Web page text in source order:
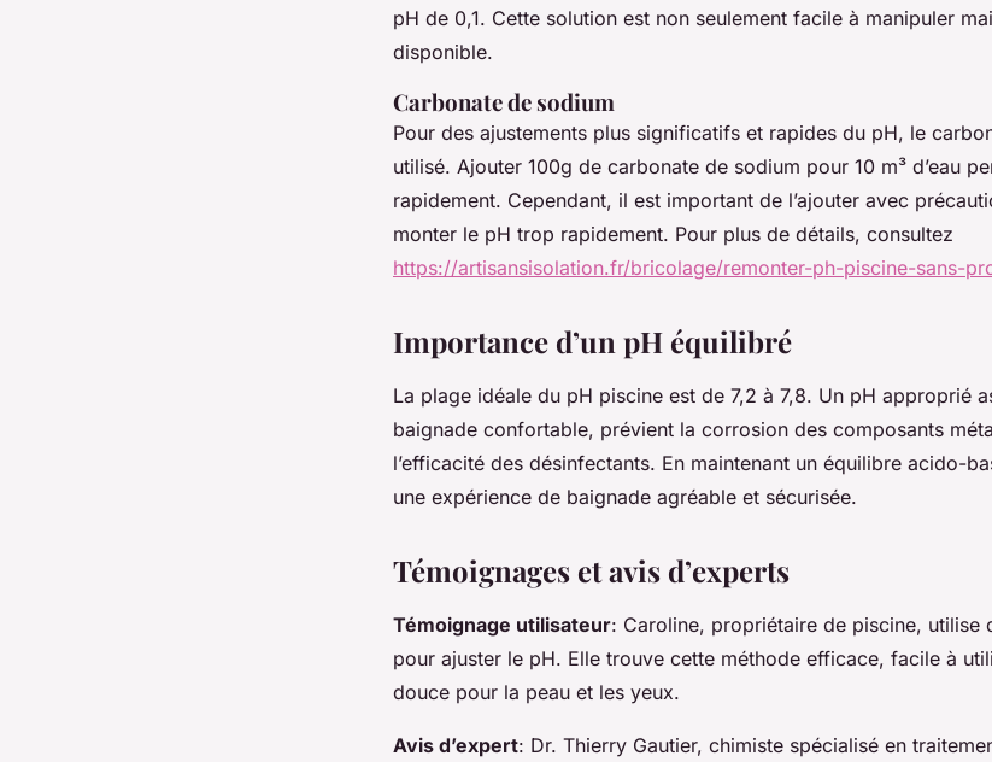
pH de 0,1. Cette solution est non seulement facile à manipuler
disponible.
Carbonate de sodium
Pour des ajustements plus significatifs et rapides du pH, le
utilisé. Ajouter 100g de carbonate de sodium pour 10 m³ d’eau
rapidement. Cependant, il est important de l’ajouter avec
monter le pH trop rapidement. Pour plus de détails, consultez
https://artisansisolation.fr/bricolage/remonter-ph-piscine-sans-
Importance d’un pH équilibré
La plage idéale du pH piscine est de 7,2 à 7,8. Un pH approprié
baignade confortable, prévient la corrosion des composants
l’efficacité des désinfectants. En maintenant un équilibre acido-
une expérience de baignade agréable et sécurisée.
Témoignages et avis d’experts
Témoignage utilisateur: Caroline, propriétaire de piscine, utilise
pour ajuster le pH. Elle trouve cette méthode efficace, facile à
douce pour la peau et les yeux.
Avis d’expert: Dr. Thierry Gautier, chimiste spécialisé en